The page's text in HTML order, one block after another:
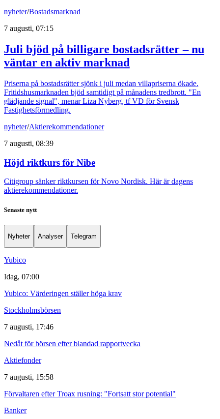
nyheter/Bostadsmarknad
7 augusti, 07:15
Juli bjöd på billigare bostadsrätter – nu
väntar en aktiv marknad
Priserna på bostadsrätter sjönk i juli medan villapriserna ökade.
Fritidshusmarknaden bjöd samtidigt på månadens tredbrott. "En
glädjande signal", menar Liza Nyberg, tf VD för Svensk
Fastighetsförmedling.
nyheter/Aktierekommendationer
7 augusti, 08:39
Höjd riktkurs för Nibe
Citigroup sänker riktkursen för Novo Nordisk. Här är dagens
aktierekommendationer.
Senaste nytt
Nyheter Analyser Telegram
Yubico
Idag, 07:00
Yubico: Värderingen ställer höga krav
Stockholmsbörsen
7 augusti, 17:46
Nedåt för börsen efter blandad rapportvecka
Aktiefonder
7 augusti, 15:58
Förvaltaren efter Troax rusning: "Fortsatt stor potential"
Banker